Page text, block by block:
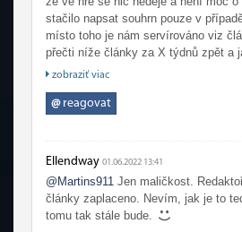
stačilo napsat souhrn pouze v
místo toho je nám servírováno viz
přečti níže články za X týdnů zpět a
hodnotu ti ty články dají. A propos
to dobrovolně a jako svobodny
To že někde veřejně přispívá články
ho ještě nezbavuje povinnosti, aby
hlavu a patu, pokud však jeho
aby jaksi uměle udržovaly, alespoň
potom beru zpět a tyto fantastické
zobraziť viac
@reagovat
Ellendway 01.06.2022 13:41
@Martins911 Jen maličkost.
články zaplaceno. Nevím, jak je to
tomu tak stále bude.